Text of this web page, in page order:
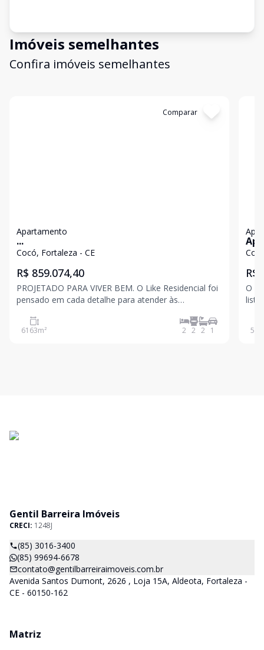
Imóveis semelhantes
Confira imóveis semelhantes
Comparar
Apartamento
...
Cocó, Fortaleza - CE
R$ 859.074,40
PROJETADO PARA VIVER BEM. O Like Residencial foi
pensado em cada detalhe para atender às
Predominantemente residencial, o bairro destaca-se
pelo ar puro, pela paisagem natural preservada, por
6163m² 2 2 2 1
58
R$
O
lista
58
Gentil Barreira Imóveis
CRECI: 1248J
(85) 3016-3400
(85) 99694-6678
contato@gentilbarreiraimoveis.com.br
Avenida Santos Dumont, 2626 , Loja 15A, Aldeota, Fortaleza -
CE - 60150-162
Matriz